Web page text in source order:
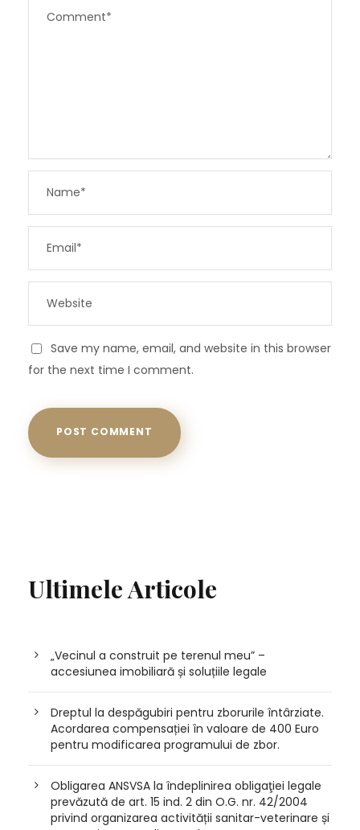
Save my name, email, and website in this browser
for the next time I comment.
Ultimele Articole
„Vecinul a construit pe terenul meu” –
accesiunea imobiliară și soluțiile legale
Dreptul la despăgubiri pentru zborurile întârziate.
Acordarea compensației în valoare de 400 Euro
pentru modificarea programului de zbor.
Obligarea ANSVSA la îndeplinirea obligaţiei legale
prevăzută de art. 15 ind. 2 din O.G. nr. 42/2004
privind organizarea activității sanitar-veterinare și